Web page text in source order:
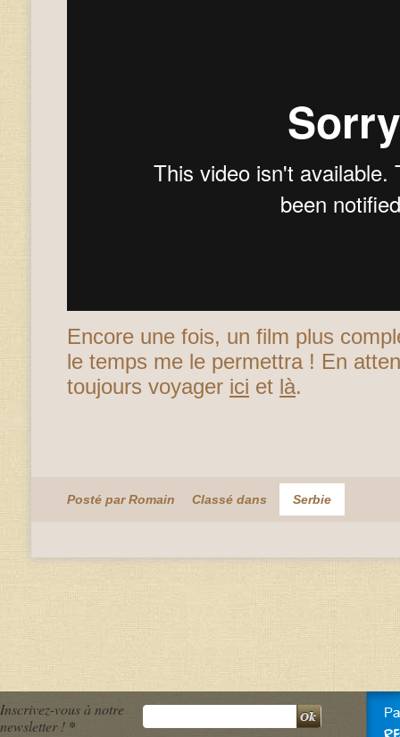
Encore une fois, un film plus
le temps me le permettra ! En
toujours voyager ici et là.
Posté par Romain Classé dans Serbie
Inscrivez-vous à notre
newsletter ! *